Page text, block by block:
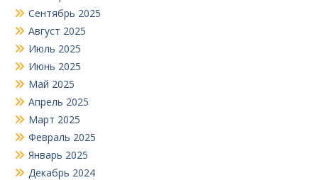
Сентябрь 2025
Август 2025
Июль 2025
Июнь 2025
Май 2025
Апрель 2025
Март 2025
Февраль 2025
Январь 2025
Декабрь 2024